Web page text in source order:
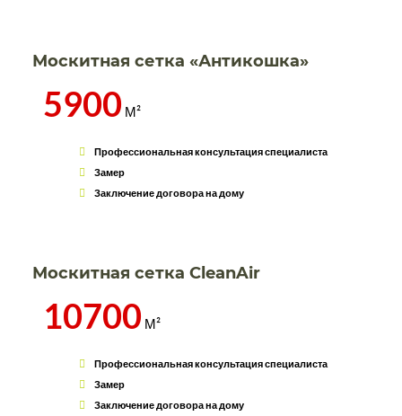
Москитная сетка «Антикошка»
5900 М²
Профессиональная консультация специалиста
Замер
Заключение договора на дому
Москитная сетка CleanAir
10700 М²
Профессиональная консультация специалиста
Замер
Заключение договора на дому